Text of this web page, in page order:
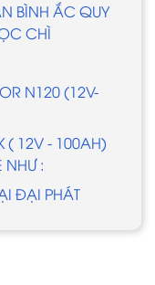
BÌNH ẮC QUY
CHÌ
N120 (12V-
( 12V - 100AH)
:
ĐẠI PHÁT